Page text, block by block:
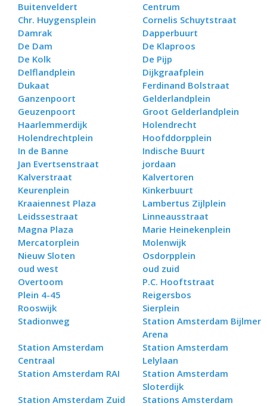
Buitenveldert
Centrum
Chr. Huygensplein
Cornelis Schuytstraat
Damrak
Dapperbuurt
De Dam
De Klaproos
De Kolk
De Pijp
Delflandplein
Dijkgraafplein
Dukaat
Ferdinand Bolstraat
Ganzenpoort
Gelderlandplein
Geuzenpoort
Groot Gelderlandplein
Haarlemmerdijk
Holendrecht
Holendrechtplein
Hoofddorpplein
In de Banne
Indische Buurt
Jan Evertsenstraat
jordaan
Kalverstraat
Kalvertoren
Keurenplein
Kinkerbuurt
Kraaiennest Plaza
Lambertus Zijlplein
Leidssestraat
Linneausstraat
Magna Plaza
Marie Heinekenplein
Mercatorplein
Molenwijk
Nieuw Sloten
Osdorpplein
oud west
oud zuid
Overtoom
P.C. Hooftstraat
Plein 4-45
Reigersbos
Rooswijk
Sierplein
Stadionweg
Station Amsterdam Bijlmer
Arena
Station Amsterdam
Centraal
Station Amsterdam
Lelylaan
Station Amsterdam RAI
Station Amsterdam
Sloterdijk
Station Amsterdam Zuid
Stations Amsterdam